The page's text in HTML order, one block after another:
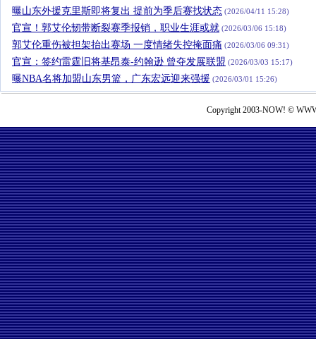
曝山东外援克里斯即将复出 提前为季后赛找状态 (2026/04/11 15:28)
官宣！郭艾伦韧带断裂赛季报销，职业生涯或就 (2026/03/06 15:18)
郭艾伦重伤被担架抬出赛场 一度情绪失控掩面痛 (2026/03/06 09:31)
官宣：签约雷霆旧将基昂泰-约翰逊 曾夺发展联盟 (2026/03/03 15:17)
曝NBA名将加盟山东男篮，广东宏远迎来强援 (2026/03/01 15:26)
Copyright 2003-NOW! ©